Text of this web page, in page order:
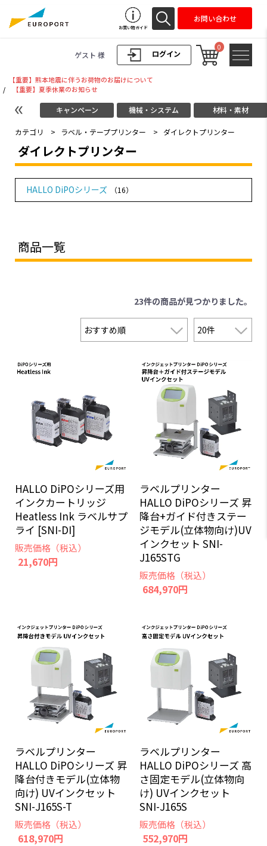
ログイン
ゲスト 様
0
お買い物ガイド
お問い合わせ
【重要】熊本地震に伴うお荷物のお届けについて
/
【重要】夏季休業のお知らせ
キャンペーン 機械・システム 材料・素材
カテゴリ > ラベル・テーププリンター > ダイレクトプリンター
ダイレクトプリンター
HALLO DiPOシリーズ （16）
商品一覧
23件の商品が見つかりました。
HALLO DiPOシリーズ用
インクカートリッジ
Heatless Ink ラベルサプ
ライ [SNI-DI]
販売価格（税込）
21,670円
ラベルプリンター
HALLO DiPOシリーズ 昇
降台+ガイド付きステー
ジモデル(立体物向け)UV
インクセット SNI-
J165STG
販売価格（税込）
684,970円
ラベルプリンター
HALLO DiPOシリーズ 昇
降台付きモデル(立体物
向け) UVインクセット
SNI-J165S-T
販売価格（税込）
618,970円
ラベルプリンター
HALLO DiPOシリーズ 高
さ固定モデル(立体物向
け) UVインクセット
SNI-J165S
販売価格（税込）
552,970円